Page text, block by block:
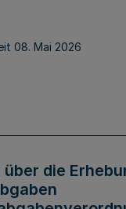
08. Mai 2026
die